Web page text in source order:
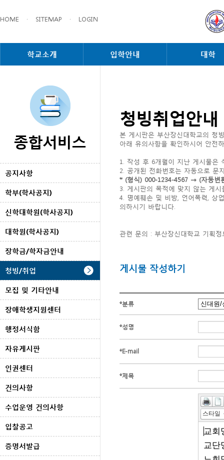
HOME · SITEMAP · LOGIN
학교소개 입학안내 대학
종합서비스
공지사항
학부(학사공지)
신학대학원(학사공지)
대학원(학사공지)
장학금/학자금안내
청빙/취업
모집 및 기타안내
장애학생지원센터
행정서식함
자유게시판
인권센터
건의사항
수업운영 건의사항
입찰공고
증명서발급
청빙취업안내
본 게시판은 부산장신대학교의 청
아래 유의사항을 확인하시어 안전
1. 작성 후 6개월이 지난 게시물은
2. 공개된 전화번호는 자동으로 문
* (형식) 000-1234-4567 → (자동변
3. 게시판의 목적에 맞지 않는 게
4. 명예훼손 및 비방, 언어폭력, 상
의하시기 바랍니다.
관련 문의 : 부산장신대학교 기획
게시물 작성하기
*분류
*성명
*E-mail
*제목
스타일